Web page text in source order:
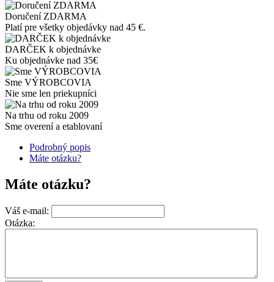
Doručení ZDARMA
Platí pre všetky objedávky nad 45 €.
DARČEK k objednávke
Ku objednávke nad 35€
Sme VÝROBCOVIA
Nie sme len priekupníci
Na trhu od roku 2009
Sme overení a etablovaní
Podrobný popis
Máte otázku?
Máte otázku?
Váš e-mail:
Otázka: